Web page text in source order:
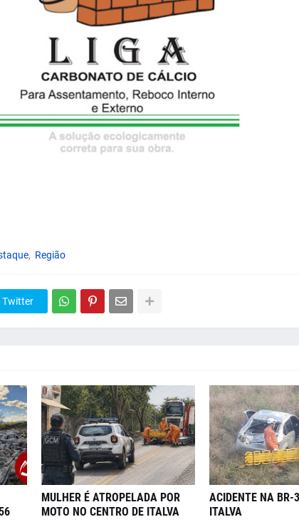
Região
Twitter
MULHER É ATROPELADA POR
MOTO NO CENTRO DE ITALVA
ACIDENTE NA BR-
ITALVA